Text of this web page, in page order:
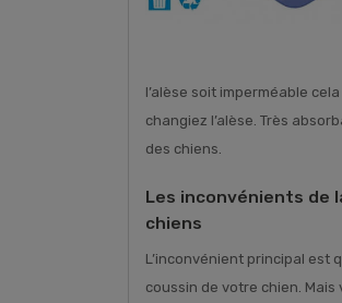
l’alèse soit imperméable
changiez l’alèse. Très
des chiens.
Les inconvénients de
chiens
L’inconvénient principal est
coussin de votre chien.